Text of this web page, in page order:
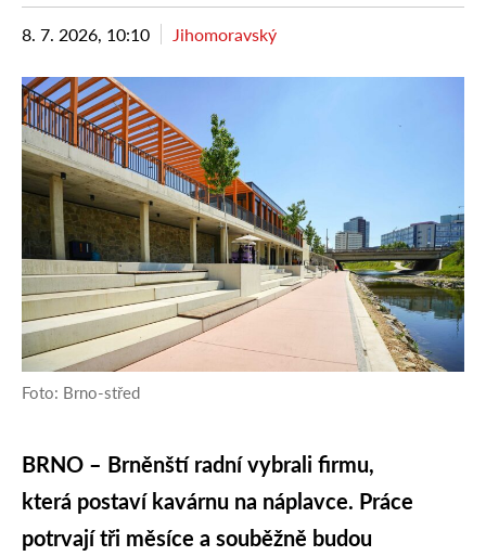
8. 7. 2026, 10:10 Jihomoravský
Foto: Brno-střed
BRNO – Brněnští radní vybrali firmu,
která postaví kavárnu na náplavce. Práce
potrvají tři měsíce a souběžně budou